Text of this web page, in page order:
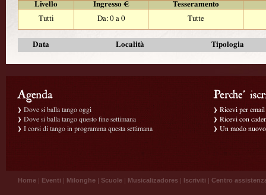
Livello
Ingresso €
Tesseramento
Tutti
Da: 0 a 0 Tutte
Data Località Tipologia
Dove si balla tango oggi
Dove si balla tango questo fine settimana
I corsi di tango in programma questa settimana
Ricevi per
Ricevi con
Un modo
Home | Eventi | Milonghe | Scuole | Musicalizadores | Iscriviti | Centro